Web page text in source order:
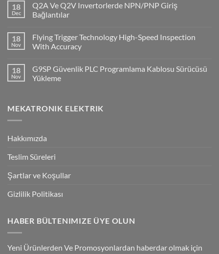
CP1H
PLC
ile
Haberleşmesi
18
Dec
Q2A Ve Q2V Invertorlerde NPN/PNP Giriş
Bağlantılar
on
Q2A
Ve
NPN/PNP
Giriş
Bağlantılar
18
Nov
Flying Trigger Technology High-Speed Inspection
With Accuracy
on
Flying
Trigger
Inspection
With
18
Nov
G9SP Güvenlik PLC Programlama Kablosu Sürücüsü
Yükleme
G9SP
Güvenlik
Sürücüsü
MEKATRONIK ELEKTRIK
Hakkımızda
Teslim Süreleri
Şartlar ve Koşullar
Gizlilik Politikası
HABER BÜLTENIMIZE ÜYE OLUN
Yeni Ürünlerden Ve Promosyonlardan haberdar olmak için